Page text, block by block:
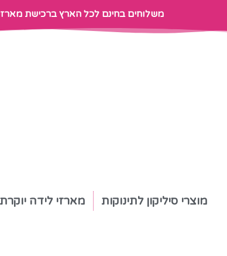
משלוחים בחינם לכל הארץ ברכישת
מוצרי סיליקון לתינוקות מארזי לידה